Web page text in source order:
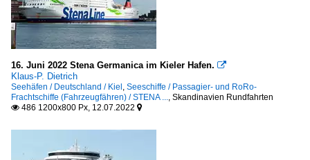
16. Juni 2022 Stena Germanica im Kieler Hafen. 
Klaus-P. Dietrich
Seehäfen / Deutschland / Kiel, Seeschiffe / Passagier- und RoRo-
Frachtschiffe (Fahrzeugfähren) / STENA ..., Skandinavien Rundfahrten
 486 1200x800 Px, 12.07.2022 